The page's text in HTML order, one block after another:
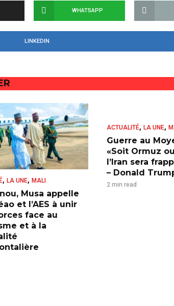
WHATSAPP
LINKEDIN
, LA UNE, MALI
Musa appelle
et l’AES à unir
face au
et à la
ACTUALITÉ, LA UNE,
Guerre au
«Soit Ormuz
l’Iran sera
– Donald
2 min read